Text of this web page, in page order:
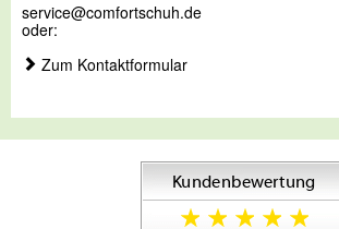
service@comfortschuh.de
oder:
Zum Kontaktformular